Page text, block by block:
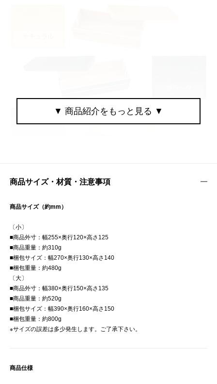
商品サイズ・材質・注意事項
商品サイズ（約mm）
〔小〕
■商品外寸：幅255×奥行120×高さ125
■商品重量：約310g
■梱包サイズ：幅270×奥行130×高さ140
■梱包重量：約480g
〔大〕
■商品外寸：幅380×奥行150×高さ135
■商品重量：約520g
■梱包サイズ：幅390×奥行160×高さ150
■梱包重量：約800g
※サイズの誤差は多少発生します。ご了承下さい。
商品仕様